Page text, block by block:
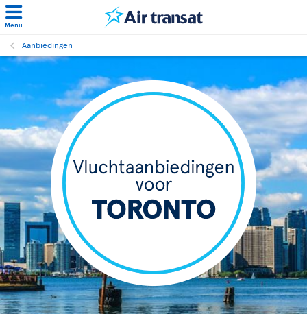
Menu
Aanbiedingen